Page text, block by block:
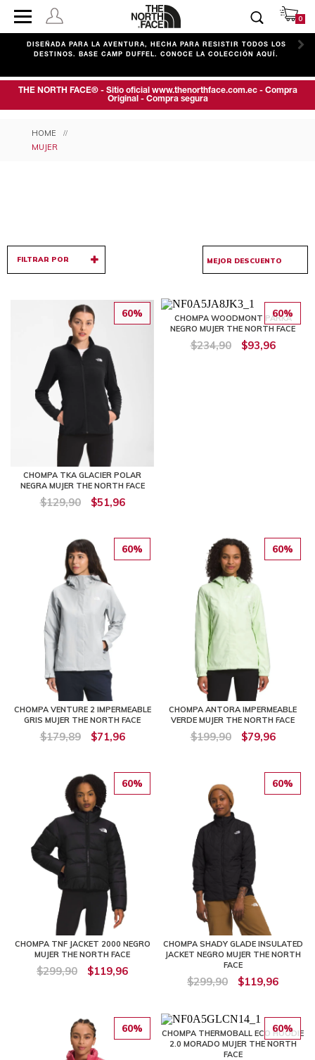
0
DISEÑADA PARA LA AVENTURA, HECHA PARA RESISTIR TODOS LOS
DESTINOS. BASE CAMP DUFFEL. CONOCE LA COLECCIÓN AQUÍ.
THE NORTH FACE® - Sitio oficial www.thenorthface.com.ec - Compra
Original - Compra segura
MUJER
FILTRAR POR
60%
CHOMPA TKA GLACIER POLAR
NEGRA MUJER THE NORTH FACE
$129,90 $51,96
60%
CHOMPA WOODMONT PARKA
NEGRO MUJER THE NORTH FACE
$234,90 $93,96
60%
CHOMPA VENTURE 2 IMPERMEABLE
GRIS MUJER THE NORTH FACE
$179,89 $71,96
60%
CHOMPA ANTORA IMPERMEABLE
VERDE MUJER THE NORTH FACE
$199,90 $79,96
60%
CHOMPA TNF JACKET 2000 NEGRO
MUJER THE NORTH FACE
$299,90 $119,96
60%
CHOMPA SHADY GLADE INSULATED
JACKET NEGRO MUJER THE NORTH
FACE
$299,90 $119,96
60% 60%
CHOMPA THERMOBALL ECO HOODIE
2.0 MORADO MUJER THE NORTH
FACE